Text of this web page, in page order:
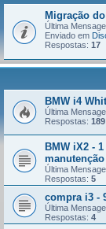
Migração
Última
Enviado em
Respostas: 17
BMW i4
Última
Respostas: 189
BMW iX2 -
manutenção
Última
Respostas: 5
compra i3 -
Última
Respostas: 4